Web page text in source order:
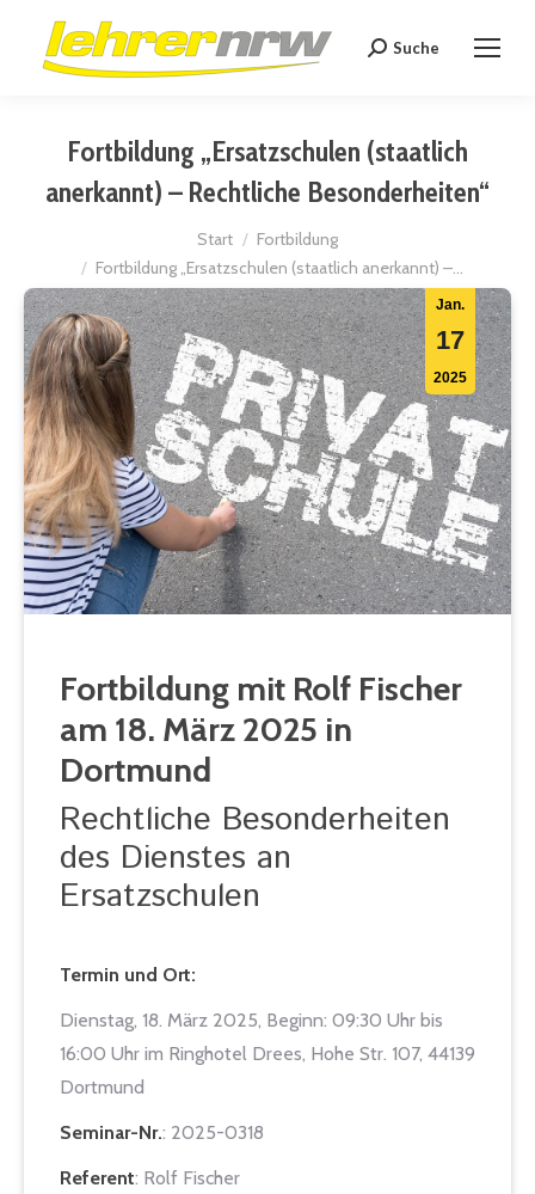
Search:
Suche
Fortbildung „Ersatzschulen (staatlich
anerkannt) – Rechtliche Besonderheiten“
Sie befinden sich hier:Start
Fortbildung
Fortbildung „Ersatzschulen (staatlich anerkannt) –…
Jan.
17
2025
Fortbildung mit Rolf Fischer
am 18. März 2025 in
Dortmund
Rechtliche Besonderheiten
des Dienstes an
Ersatzschulen
Termin und Ort:
Dienstag, 18. März 2025, Beginn: 09:30 Uhr bis
16:00 Uhr im Ringhotel Drees, Hohe Str. 107, 44139
Dortmund
Seminar-Nr.: 2025-0318
Referent: Rolf Fischer